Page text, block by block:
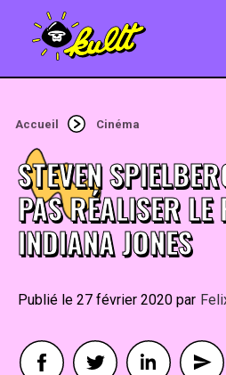
MUSIQUE
CRÉATION
ART
JEUX-VIDÉO
Accueil Cinéma
STEVEN
PAS RÉALISER
INDIANA JONES
27 février 2020 By